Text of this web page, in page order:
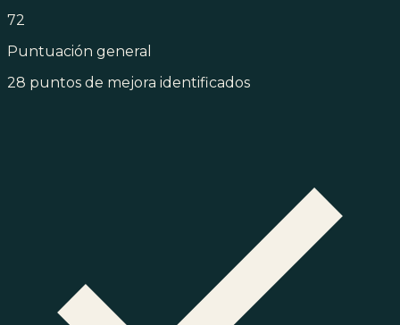
72
Puntuación general
28 puntos de mejora identificados